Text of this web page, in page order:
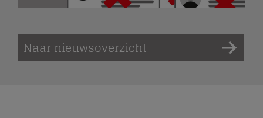
Naar nieuwsoverzicht